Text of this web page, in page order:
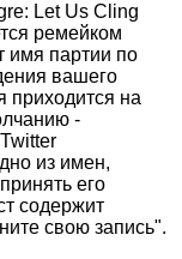
Let Us Cling
ремейком
имя партии по
вашего
приходится на
-
из имен,
его
содержит
свою запись".